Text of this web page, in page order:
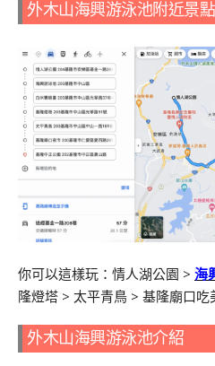
外木山海興游泳池附近景
你可以這樣玩：情人湖公園 > 海
隆燈塔 > 太平青鳥 > 基隆廟口吃
外木山海興游泳池介紹